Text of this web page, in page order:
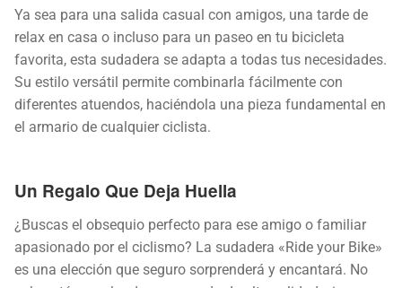
Ya sea para una salida casual con amigos, una tarde de
relax en casa o incluso para un paseo en tu bicicleta
favorita, esta sudadera se adapta a todas tus necesidades.
Su estilo versátil permite combinarla fácilmente con
diferentes atuendos, haciéndola una pieza fundamental en
el armario de cualquier ciclista.
Un Regalo Que Deja Huella
¿Buscas el obsequio perfecto para ese amigo o familiar
apasionado por el ciclismo? La sudadera «Ride your Bike»
es una elección que seguro sorprenderá y encantará. No